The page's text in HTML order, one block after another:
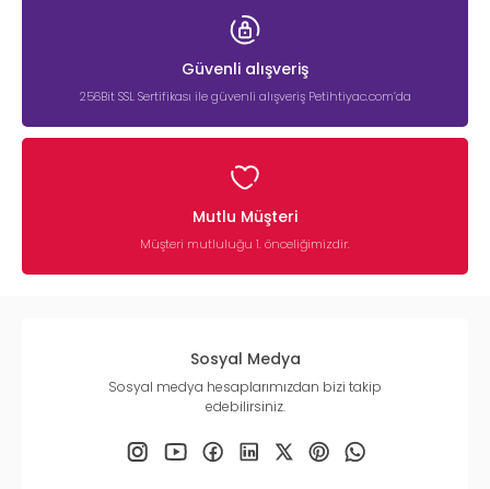
Güvenli alışveriş
256Bit SSL Sertifikası ile güvenli alışveriş Petihtiyac.com’da
Mutlu Müşteri
Müşteri mutluluğu 1. önceliğimizdir.
Sosyal Medya
Sosyal medya hesaplarımızdan bizi takip
edebilirsiniz.